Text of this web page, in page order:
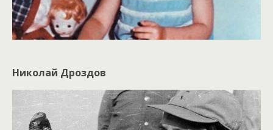
Николай Дроздов